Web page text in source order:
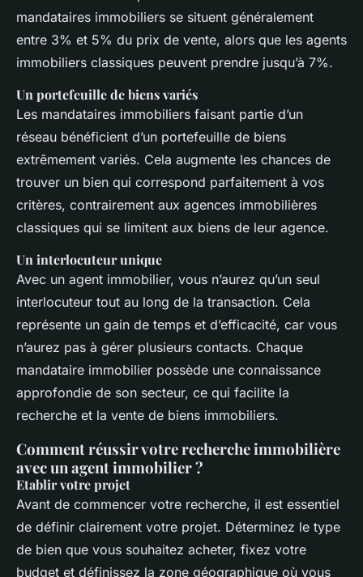
mandataires immobiliers se situent généralement
entre 3% et 5% du prix de vente, alors que les agents
immobiliers classiques peuvent prendre jusqu’à 7%.
Un portefeuille de biens variés
Les mandataires immobiliers faisant partie d’un
réseau bénéficient d’un portefeuille de biens
extrêmement variés. Cela augmente les chances de
trouver un bien qui correspond parfaitement à vos
critères, contrairement aux agences immobilières
classiques qui se limitent aux biens de leur agence.
Un interlocuteur unique
Avec un agent immobilier, vous n’aurez qu’un seul
interlocuteur tout au long de la transaction. Cela
représente un gain de temps et d’efficacité, car vous
n’aurez pas à gérer plusieurs contacts. Chaque
mandataire immobilier possède une connaissance
approfondie de son secteur, ce qui facilite la
recherche et la vente de biens immobiliers.
Comment réussir votre recherche immobilière
avec un agent immobilier ?
Etablir votre projet
Avant de commencer votre recherche, il est essentiel
de définir clairement votre projet. Déterminez le type
de bien que vous souhaitez acheter, fixez votre
budget et définissez la zone géographique où vous